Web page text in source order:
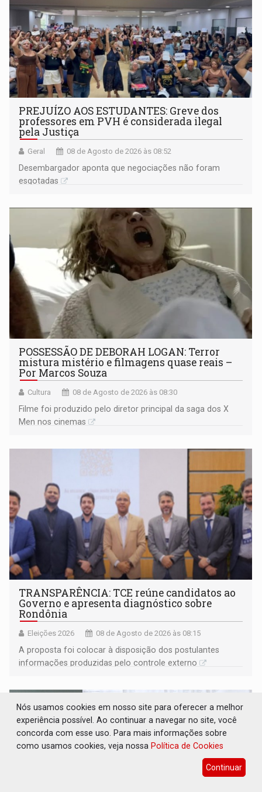
PREJUÍZO AOS ESTUDANTES: Greve dos
professores em PVH é considerada ilegal
pela Justiça
Geral 08 de Agosto de 2026 às 08:52
Desembargador aponta que negociações não foram
esgotadas
POSSESSÃO DE DEBORAH LOGAN: Terror
mistura mistério e filmagens quase reais –
Por Marcos Souza
Cultura 08 de Agosto de 2026 às 08:30
Filme foi produzido pelo diretor principal da saga dos X
Men nos cinemas
TRANSPARÊNCIA: TCE reúne candidatos ao
Governo e apresenta diagnóstico sobre
Rondônia
Eleições 2026 08 de Agosto de 2026 às 08:15
A proposta foi colocar à disposição dos postulantes
informações produzidas pelo controle externo
Nós usamos cookies em nosso site para oferecer a melhor
experiência possível. Ao continuar a navegar no site, você
concorda com esse uso. Para mais informações sobre
como usamos cookies, veja nossa Política de Cookies
Continuar